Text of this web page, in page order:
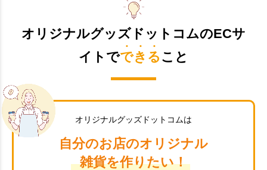
オリジナルグッズドットコムのECサ
イトでできる こと
オリジナルグッズドットコムは
自分のお店のオリジナル
雑貨を作りたい！